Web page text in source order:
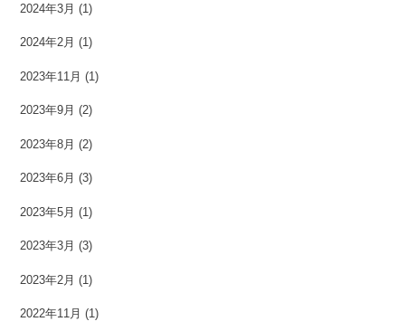
2024年3月 (1)
2024年2月 (1)
2023年11月 (1)
2023年9月 (2)
2023年8月 (2)
2023年6月 (3)
2023年5月 (1)
2023年3月 (3)
2023年2月 (1)
2022年11月 (1)